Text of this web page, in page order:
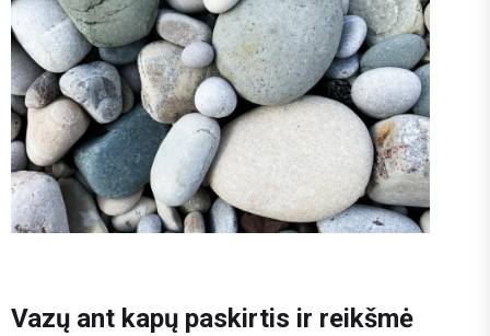
Vazų ant kapų paskirtis ir reikšmė